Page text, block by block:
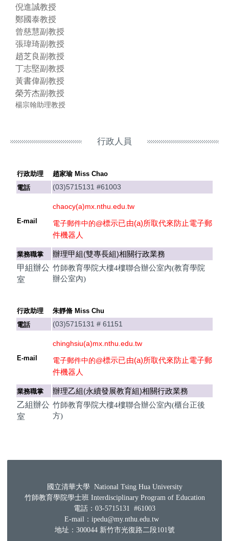
倪進誠教授
鄭國泰教授
曾慈慧副教授
張瑋琦副教授
趙芝良副教授
丁志堅副教授
黃書偉副教授
榮芳杰副教授
楊宗翰助理教授
行政人員
行政助理
趙家瑜 Miss Chao
電話
(03)5715131 #61003
E-mail
chaocy(a)mx.nthu.edu.tw
電子郵件中的@標示已由(a)所取代來防止電子郵
件機器人
業務職掌 辦理甲組(雙專長組)相關行政業務
甲組辦公
室
竹師教育學院大樓4樓聯合辦公室內(教育學院
辦公室內)
行政助理
朱靜脩 Miss Chu
電話
(03)5715131 # 61151
E-mail
chinghsiu(a)mx.nthu.edu.tw
電子郵件中的@標示已由(a)所取代來防止電子郵
件機器人
業務職掌 辦理乙組(永續發展教育組)相關行政業務
乙組辦公
室
竹師教育學院大樓4樓聯合辦公室內(櫃台正後
方)
國立清華大學 National Tsing Hua University
竹師教育學院學士班 Interdisciplinary Program of Education
電話：03-5715131 #61003
E-mail：ipedu@my.nthu.edu.tw
地址：300044 新竹市光復路二段101號